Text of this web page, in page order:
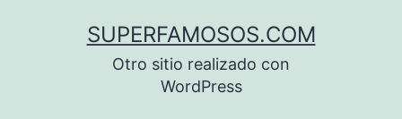
SUPERFAMOSOS.COM
Otro sitio realizado con
WordPress